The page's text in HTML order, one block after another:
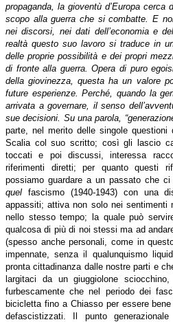
propaganda, la gioventù d’Europa cerca
scopo alla guerra che si combatte. E
nei discorsi, nei dati dell’economia e
realtà questo suo lavoro si traduce in
delle proprie possibilità e dei propri
di fronte alla guerra. Opera di puro
della giovinezza, questa ha un valore
future esperienze. Perché, quando la
arrivata a governare, il senso
sue decisioni. Su una parola,
parte, nel merito delle singole questioni
Scalia col suo scritto; così gli lascio
toccati e poi discussi, interessa
riferimenti diretti; per quanto questi
possiamo guardare a un passato che ci
quel fascismo (1940-1943) con una
appassiti; attiva non solo nei sentimenti
nello stesso tempo; la quale può
qualcosa di più di noi stessi ma ad
(spesso anche personali, come in
impennate, senza il qualunquismo
pronta cittadinanza dalle nostre parti e
largitaci da un giuggiolone
furbescamente che nel periodo dei
bicicletta fino a Chiasso per essere
defascistizzati. Il punto